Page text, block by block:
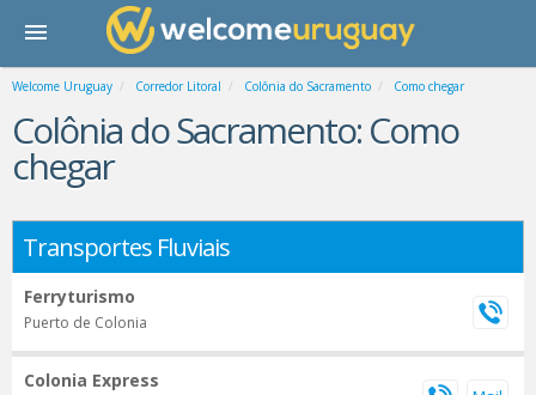
Welcome Uruguay Corredor Litoral Colônia do Sacramento Como chegar
Colônia do Sacramento: Como
chegar
Transportes Fluviais
Ferryturismo
Puerto de Colonia
Colonia Express